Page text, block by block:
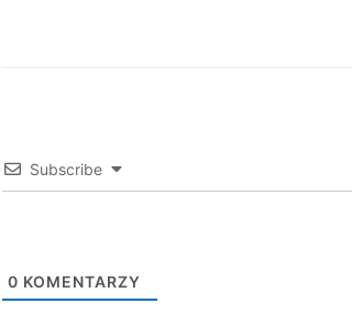
Subscribe
0 KOMENTARZY